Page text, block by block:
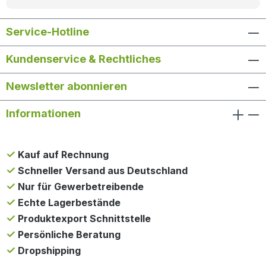
Service-Hotline
Kundenservice & Rechtliches
Newsletter abonnieren
Informationen
Kauf auf Rechnung
Schneller Versand aus Deutschland
Nur für Gewerbetreibende
Echte Lagerbestände
Produktexport Schnittstelle
Persönliche Beratung
Dropshipping